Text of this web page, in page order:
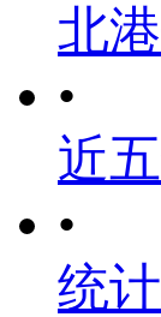
北
•
近
•
统